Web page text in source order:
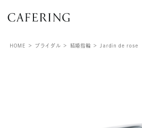
HOME ブライダル 結婚指輪 Jardin de rose